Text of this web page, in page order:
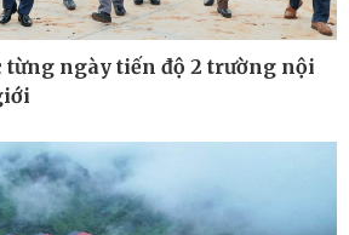
Multimedia
Ảnh
Infographic
từng ngày tiến độ 2 trường nội